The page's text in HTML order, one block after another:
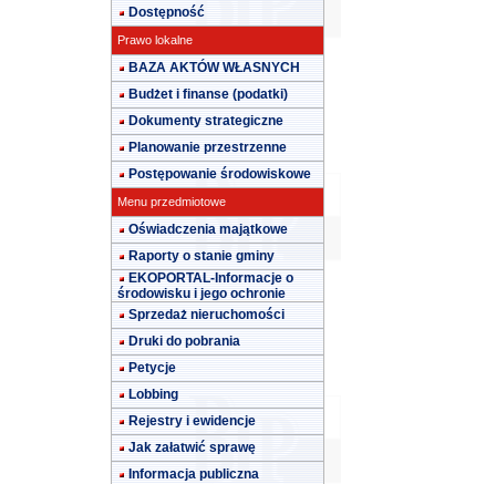
Dostępność
Prawo lokalne
BAZA AKTÓW WŁASNYCH
Budżet i finanse (podatki)
Dokumenty strategiczne
Planowanie przestrzenne
Postępowanie środowiskowe
Menu przedmiotowe
Oświadczenia majątkowe
Raporty o stanie gminy
EKOPORTAL-Informacje o
środowisku i jego ochronie
Sprzedaż nieruchomości
Druki do pobrania
Petycje
Lobbing
Rejestry i ewidencje
Jak załatwić sprawę
Informacja publiczna